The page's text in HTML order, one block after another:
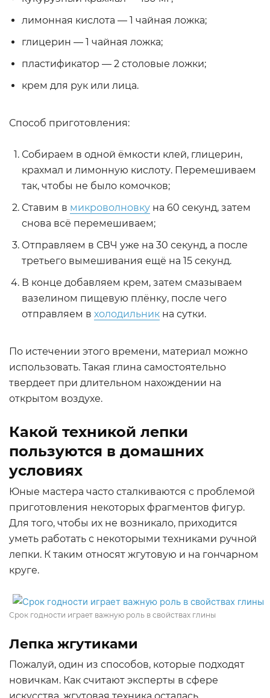
лимонная кислота — 1 чайная ложка;
глицерин — 1 чайная ложка;
пластификатор — 2 столовые ложки;
крем для рук или лица.
Способ приготовления:
Собираем в одной ёмкости клей, глицерин,
крахмал и лимонную кислоту. Перемешиваем
так, чтобы не было комочков;
Ставим в микроволновку на 60 секунд, затем
снова всё перемешиваем;
Отправляем в СВЧ уже на 30 секунд, а после
третьего вымешивания ещё на 15 секунд.
В конце добавляем крем, затем смазываем
вазелином пищевую плёнку, после чего
отправляем в холодильник на сутки.
По истечении этого времени, материал можно
использовать. Такая глина самостоятельно
твердеет при длительном нахождении на
открытом воздухе.
Какой техникой лепки
пользуются в домашних
условиях
Юные мастера часто сталкиваются с проблемой
приготовления некоторых фрагментов фигур.
Для того, чтобы их не возникало, приходится
уметь работать с некоторыми техниками ручной
лепки. К таким относят жгутовую и на гончарном
круге.
Срок годности играет важную роль в свойствах глины
Лепка жгутиками
Пожалуй, один из способов, которые подходят
новичкам. Как считают эксперты в сфере